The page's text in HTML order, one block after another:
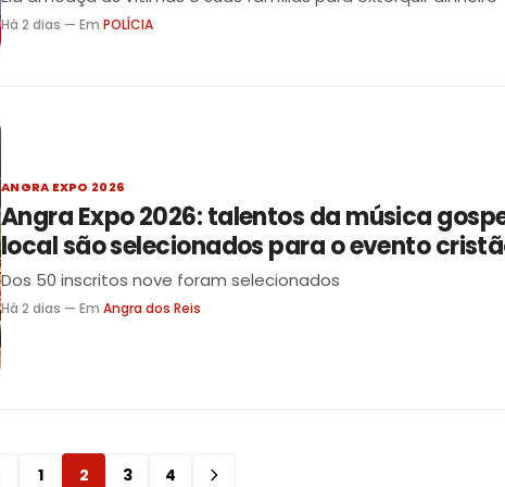
Há 2 dias — Em POLÍCIA
ANGRA EXPO 2026
Angra Expo 2026: talentos da música
local são selecionados para o evento
Dos 50 inscritos nove foram selecionados
Há 2 dias — Em Angra dos Reis
1 2 3 4